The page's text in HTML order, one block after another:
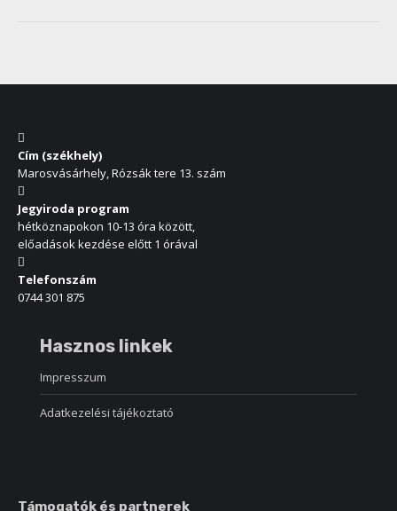
Cím (székhely)
Marosvásárhely, Rózsák tere 13. szám
Jegyiroda program
hétköznapokon 10-13 óra között,
előadások kezdése előtt 1 órával
Telefonszám
0744 301 875
Hasznos linkek
Impresszum
Adatkezelési tájékoztató
Támogatók és partnerek